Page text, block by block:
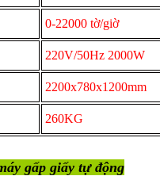
0-22000 tờ/giờ
220V/50Hz 2000W
2200x780x1200mm
260KG
gấp giấy tự động